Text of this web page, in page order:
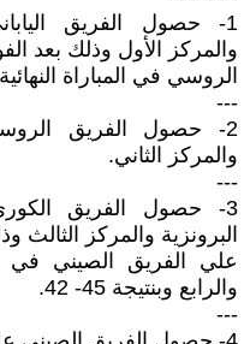
1- حصول الفريق
والمركز الأول وذلك بعد
الروسي في المباراة النهائية
---
2- حصول الفريق
والمركز الثاني.
---
3- حصول الفريق
البرونزية والمركز الثالث
علي الفريق الصيني في
والرابع وبنتيجة 45- 42.
---